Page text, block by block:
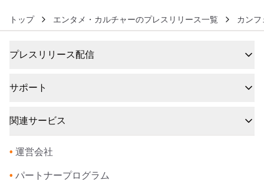
トップ エンタメ・カルチャーのプレスリリース一覧 カン
プレスリリース配信
サポート
関連サービス
• 運営会社
• パートナープログラム